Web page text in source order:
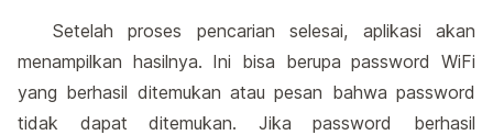
Setelah proses pencarian selesai, aplikasi akan
menampilkan hasilnya. Ini bisa berupa password WiFi
yang berhasil ditemukan atau pesan bahwa password
tidak dapat ditemukan. Jika password berhasil